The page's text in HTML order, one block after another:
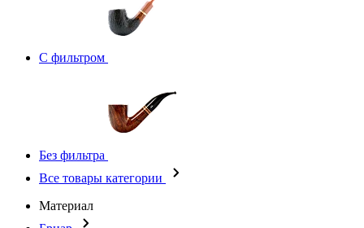
С фильтром
Без фильтра
Все товары категории
Материал